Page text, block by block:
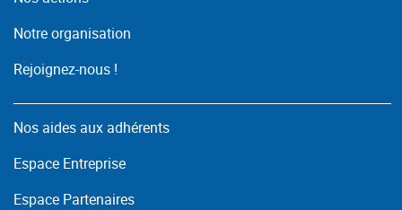
Notre organisation
Rejoignez-nous !
Nos aides aux adhérents
Espace Entreprise
Espace Partenaires